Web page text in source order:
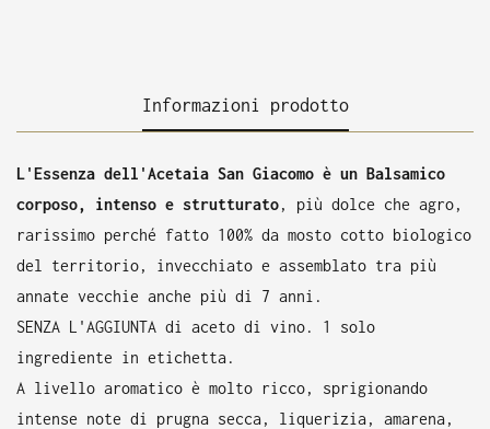
Informazioni prodotto
L'Essenza dell'Acetaia San Giacomo è un Balsamico
corposo, intenso e strutturato, più dolce che agro,
rarissimo perché fatto 100% da mosto cotto biologico
del territorio, invecchiato e assemblato tra più
annate vecchie anche più di 7 anni.
SENZA L'AGGIUNTA di aceto di vino. 1 solo
ingrediente in etichetta.
A livello aromatico è molto ricco, sprigionando
intense note di prugna secca, liquerizia, amarena,